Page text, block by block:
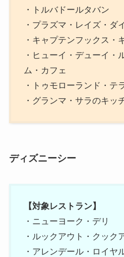
・トルバドールタバン
・プラズマ・レイズ・ダ
・キャプテンフックス・
・ヒューイ・デューイ・
ム・カフェ
・トゥモローランド・テ
・グランマ・サラのキッ
ディズニーシー
【対象レストラン】
・ニューヨーク・デリ
・ルックアウト・クック
・アレンデール・ロイヤ